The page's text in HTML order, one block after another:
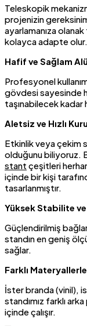
Teleskopik
projenizin
ayarlamanıza
kolayca adapte olur.
Hafif ve Sağlam
Profesyonel
gövdesi sayesinde
taşınabilecek kadar
Aletsiz ve Hızlı
Etkinlik veya çekim
olduğunu biliyoruz.
stant çeşitleri
içinde bir kişi
tasarlanmıştır.
Yüksek Stabilite
Güçlendirilmiş
standın en geniş
sağlar.
Farklı
İster branda (vinil),
standımız farklı
içinde çalışır.